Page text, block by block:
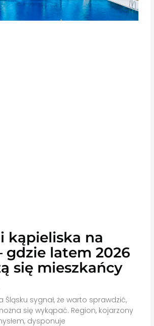
kąpieliska na
gdzie latem 2026
się mieszkańcy
Śląsku sygnał, że warto sprawdzić,
się wykąpać. Region, kojarzony
dysponuje